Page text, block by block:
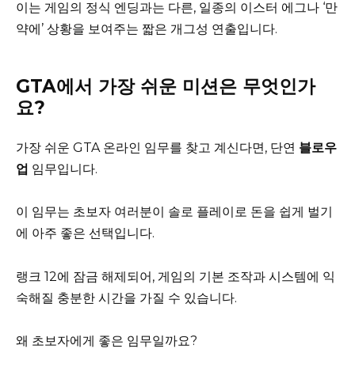
이는 게임의 정식 엔딩과는 다른, 일종의 이스터 에그나 ‘만
약에’ 상황을 보여주는 짧은 개그성 연출입니다.
GTA에서 가장 쉬운 미션은 무엇인가
요?
가장 쉬운 GTA 온라인 임무를 찾고 계신다면, 단연 블로우
업 임무입니다.
이 임무는 초보자 여러분이 솔로 플레이로 돈을 쉽게 벌기
에 아주 좋은 선택입니다.
랭크 12에 잠금 해제되어, 게임의 기본 조작과 시스템에 익
숙해질 충분한 시간을 가질 수 있습니다.
왜 초보자에게 좋은 임무일까요?